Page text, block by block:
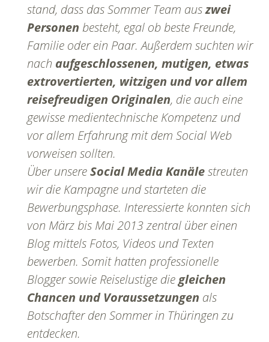
stand, dass das Sommer Team auszwei
Personen besteht, egal ob beste Freunde,
Familie oder ein Paar. Außerdem suchten wir
nach aufgeschlossenen, mutigen, etwas
extrovertierten, witzigen und vor allem
reisefreudigen Originalen, die auch eine
gewisse medientechnische Kompetenz und
vor allem Erfahrung mit dem Social Web
vorweisen sollten.
Über unsereSocial Media Kanälestreuten
wir die Kampagne und starteten die
Bewerbungsphase. Interessierte konnten sich
von März bis Mai 2013 zentral über einen
Blog mittels Fotos, Videos und Texten
bewerben. Somit hatten professionelle
Blogger sowie Reiselustige diegleichen
Chancen und Voraussetzungen als
Botschafter den Sommer in Thüringen zu
entdecken.